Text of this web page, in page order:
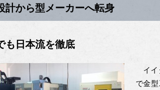
計から型メーカーへ転身
も日本流を徹底
イイ
で金